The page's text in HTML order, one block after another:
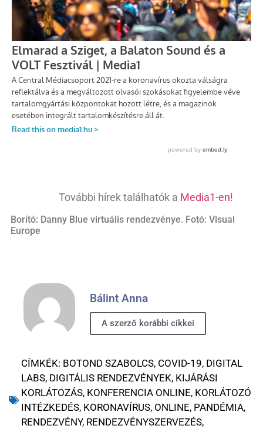
További hírek találhatók a Media1-en!
Borító: Danny Blue virtuális rendezvénye. Fotó: Visual
Europe
Bálint Anna
A szerző korábbi cikkei
CÍMKÉK: BOTOND SZABOLCS, COVID-19, DIGITAL
LABS, DIGITÁLIS RENDEZVÉNYEK, KIJÁRÁSI
KORLÁTOZÁS, KONFERENCIA ONLINE, KORLÁTOZÓ
INTÉZKEDÉS, KORONAVÍRUS, ONLINE, PANDÉMIA,
RENDEZVÉNY, RENDEZVÉNYSZERVEZÉS,